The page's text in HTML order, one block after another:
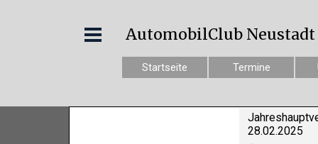
AutomobilClub Neustadt
Startseite Termine
28.02.2025